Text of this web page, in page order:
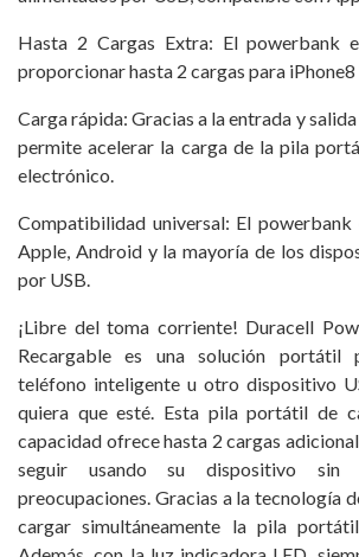
Hasta 2 Cargas Extra: El powerbank
proporcionar hasta 2 cargas para iPhone8
Carga rápida: Gracias a la entrada y
permite acelerar la carga de la pila
electrónico.
Compatibilidad universal: El
Apple, Android y la mayoría de los
por USB.
¡Libre del toma corriente! Duracell
Recargable es una solución portátil
teléfono inteligente u otro dispositivo
quiera que esté. Esta pila portátil de
capacidad ofrece hasta 2 cargas
seguir usando su dispositivo sin
preocupaciones. Gracias a la tecnología
cargar simultáneamente la pila